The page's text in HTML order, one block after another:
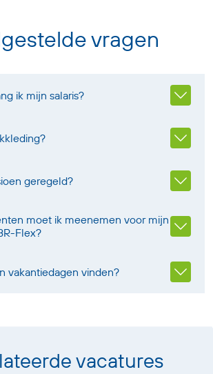
vragen
ik mijn salaris?
geregeld?
moet ik meenemen voor mijn
Flex?
vakantiedagen vinden?
vacatures